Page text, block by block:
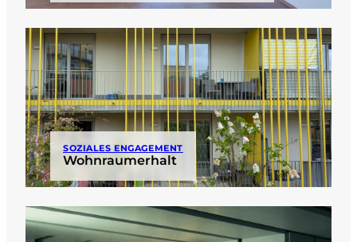
SOZIALES ENGAGEMENT
Wohnraumerhalt